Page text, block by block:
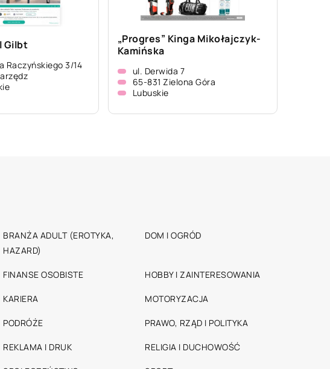
Gilbt
Raczyńskiego 3/14
„Progres” Kinga Mikołajczyk-
Kamińska
ul. Derwida 7
65-831 Zielona Góra
Lubuskie
BRANŻA ADULT (EROTYKA,
HAZARD)
DOM I OGRÓD
FINANSE OSOBISTE HOBBY I ZAINTERESOWANIA
KARIERA MOTORYZACJA
PODRÓŻE PRAWO, RZĄD I POLITYKA
REKLAMA I DRUK RELIGIA I DUCHOWOŚĆ